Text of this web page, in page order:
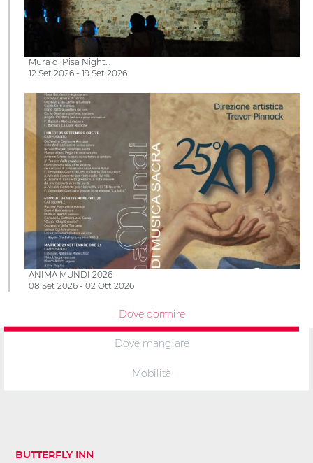
Mura di Pisa Night…
12 Set 2026 - 19 Set 2026
ANIMA MUNDI 2026
08 Set 2026 - 02 Ott 2026
Dove dormire
Dove mangiare
Mobilità
BUTTERFLY INN